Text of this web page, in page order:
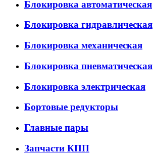
Блокировка автоматическая
Блокировка гидравлическая
Блокировка механическая
Блокировка пневматическая
Блокировка электрическая
Бортовые редукторы
Главные пары
Запчасти КПП